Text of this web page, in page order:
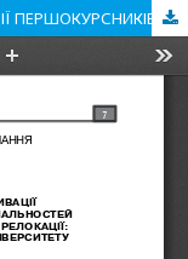
ОСОБЛИВОСТІ АДАПТАЦІЇ ТА МОТИВАЦІЇ ПЕРШОКУРСНИКІВ ПЕДАГОГІЧНИХ СПЕЦІАЛЬНОСТЕЙ У ЗАКЛАДАХ ВИЩОЇ ОСВІТИ В УМОВАХ РЕЛОКАЦІЇ: КЕЙС ХЕРСОНСЬКОГО ДЕРЖАВНОГО УНІВЕРСИТЕТУ